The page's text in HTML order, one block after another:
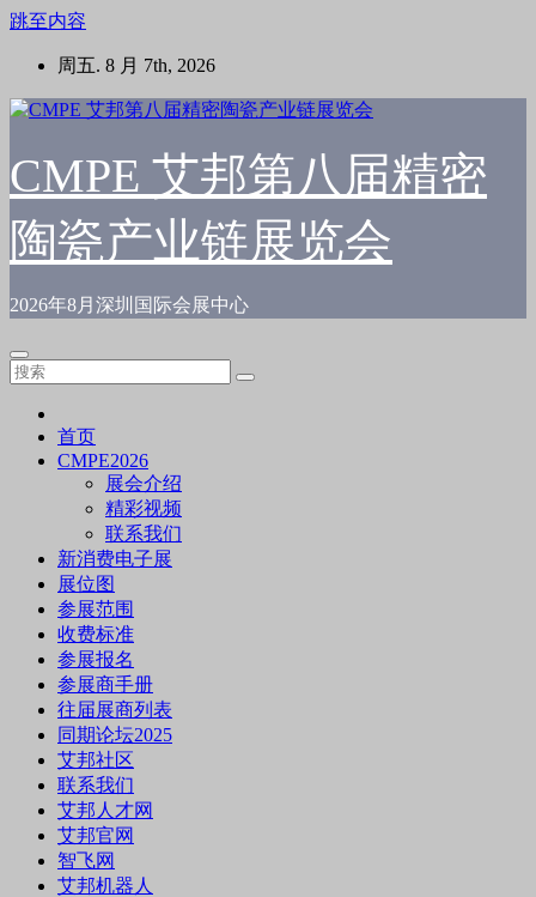
跳至内容
周五. 8 月 7th, 2026
CMPE 艾邦第八届精密
陶瓷产业链展览会
2026年8月深圳国际会展中心
首页
CMPE2026
展会介绍
精彩视频
联系我们
新消费电子展
展位图
参展范围
收费标准
参展报名
参展商手册
往届展商列表
同期论坛2025
艾邦社区
联系我们
艾邦人才网
艾邦官网
智飞网
艾邦机器人